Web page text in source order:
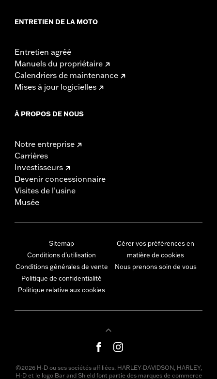
ENTRETIEN DE LA MOTO
Entretien agréé
Manuels du propriétaire
Calendriers de maintenance
Mises à jour logicielles
À PROPOS DE NOUS
Notre entreprise
Carrières
Investisseurs
Devenir concessionnaire
Visites de l’usine
Musée
Sitemap
Conditions d'utilisation
Conditions générales de vente
Politique de confidentialité
Politique relative aux cookies
Gérer vos préférences en
matière de cookies
Nous prenons soin de vous
©2026 H-D ou ses sociétés affiliées. HARLEY-DAVIDSON, HARLEY,
H-D et le logo Bar and Shield font partie des marques de commerce